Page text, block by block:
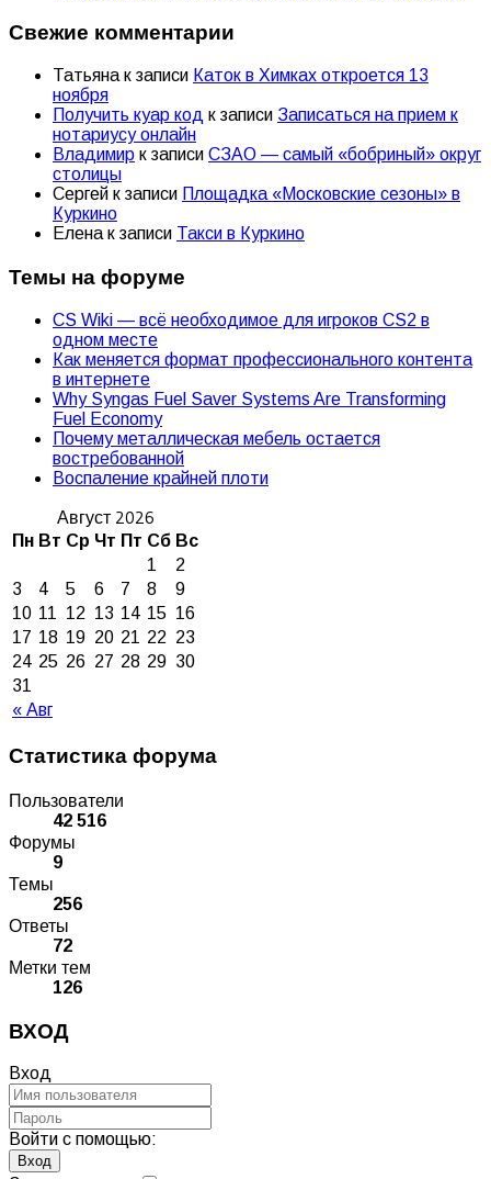
Свежие комментарии
Татьяна к записи Каток в Химках откроется 13
ноября
Получить куар код к записи Записаться на прием к
нотариусу онлайн
Владимир к записи СЗАО — самый «бобриный» округ
столицы
Сергей к записи Площадка «Московские сезоны» в
Куркино
Елена к записи Такси в Куркино
Темы на форуме
CS Wiki — всё необходимое для игроков CS2 в
одном месте
Как меняется формат профессионального контента
в интернете
Why Syngas Fuel Saver Systems Are Transforming
Fuel Economy
Почему металлическая мебель остается
востребованной
Воспаление крайней плоти
Август 2026
Пн Вт Ср Чт Пт Сб Вс
« Авг
1
2
3
4 5 6 7 8
9
10 11 12 13 14 15 16
17 18 19 20 21 22 23
24 25 26 27 28 29 30
31
Статистика форума
Пользователи
42 516
Форумы
9
Темы
256
Ответы
72
Метки тем
126
ВХОД
Вход
Войти с помощью: